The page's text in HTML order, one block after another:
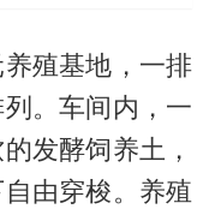
殖基地，一排
。车间内，一
发酵饲养土，
由穿梭。养殖